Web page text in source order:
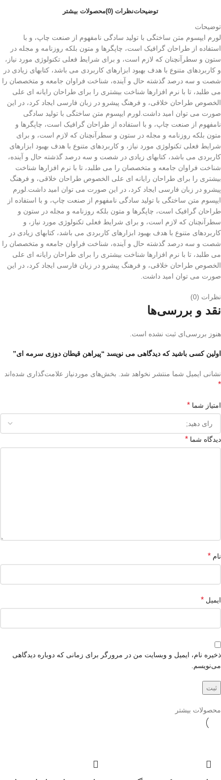
توضیحاتنظرات (0) محصولات بیشتر
توضیحات
لورم ایپسوم متن ساختگی با تولید سادگی نامفهوم از صنعت چاپ، و با
استفاده از طراحان گرافیک است، چاپگرها و متون بلکه روزنامه و مجله در
ستون و سطرآنچنان که لازم است، و برای شرایط فعلی تکنولوژی مورد نیاز،
و کاربردهای متنوع با هدف بهبود ابزارهای کاربردی می باشد، کتابهای زیادی در
شصت و سه درصد گذشته حال و آینده، شناخت فراوان جامعه و متخصصان را
می طلبد، تا با نرم افزارها شناخت بیشتری را برای طراحان رایانه ای علی
الخصوص طراحان خلاقی، و فرهنگ پیشرو در زبان فارسی ایجاد کرد، در این
صورت می توان امید داشت.لورم ایپسوم متن ساختگی با تولید سادگی
نامفهوم از صنعت چاپ، و با استفاده از طراحان گرافیک است، چاپگرها و
متون بلکه روزنامه و مجله در ستون و سطرآنچنان که لازم است، و برای
شرایط فعلی تکنولوژی مورد نیاز، و کاربردهای متنوع با هدف بهبود ابزارهای
کاربردی می باشد، کتابهای زیادی در شصت و سه درصد گذشته حال و آینده،
شناخت فراوان جامعه و متخصصان را می طلبد، تا با نرم افزارها شناخت
بیشتری را برای طراحان رایانه ای علی الخصوص طراحان خلاقی، و فرهنگ
پیشرو در زبان فارسی ایجاد کرد، در این صورت می توان امید داشت.لورم
ایپسوم متن ساختگی با تولید سادگی نامفهوم از صنعت چاپ، و با استفاده از
طراحان گرافیک است، چاپگرها و متون بلکه روزنامه و مجله در ستون و
سطرآنچنان که لازم است، و برای شرایط فعلی تکنولوژی مورد نیاز، و
کاربردهای متنوع با هدف بهبود ابزارهای کاربردی می باشد، کتابهای زیادی در
شصت و سه درصد گذشته حال و آینده، شناخت فراوان جامعه و متخصصان را
می طلبد، تا با نرم افزارها شناخت بیشتری را برای طراحان رایانه ای علی
الخصوص طراحان خلاقی، و فرهنگ پیشرو در زبان فارسی ایجاد کرد، در این
صورت می توان امید داشت.
نظرات (0)
نقد و بررسی‌ها
هنوز بررسی‌ای ثبت نشده است.
اولین کسی باشید که دیدگاهی می نویسد “پیراهن قیطان دوزی سرمه ای”
نشانی ایمیل شما منتشر نخواهد شد. بخش‌های موردنیاز علامت‌گذاری شده‌اند
*
امتیاز شما *
دیدگاه شما *
نام *
ایمیل *
ذخیره نام، ایمیل و وبسایت من در مرورگر برای زمانی که دوباره دیدگاهی
می‌نویسم.
محصولات بیشتر